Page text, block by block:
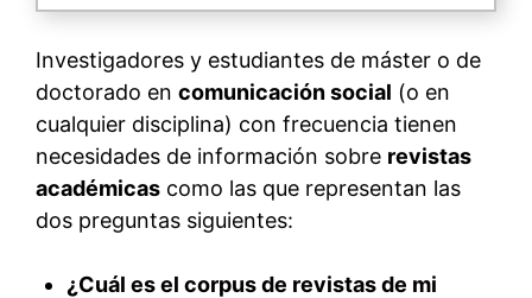
Investigadores y estudiantes de máster o de
doctorado en comunicación social (o en
cualquier disciplina) con frecuencia tienen
necesidades de información sobre revistas
académicas como las que representan las
dos preguntas siguientes:
¿Cuál es el corpus de revistas de mi